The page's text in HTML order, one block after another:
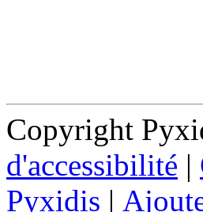
Copyright
d'accessibilité |
Pyxidis |